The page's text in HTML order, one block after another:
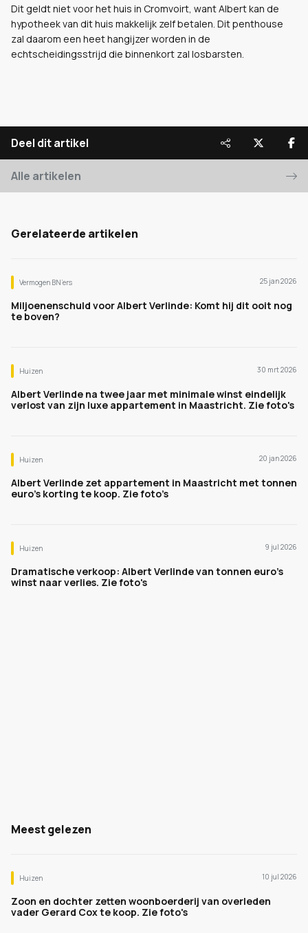
Dit geldt niet voor het huis in Cromvoirt, want Albert kan de
hypotheek van dit huis makkelijk zelf betalen. Dit penthouse
zal daarom een heet hangijzer worden in de
echtscheidingsstrijd die binnenkort zal losbarsten.
Deel dit artikel
Alle artikelen
Gerelateerde artikelen
Vermogen BN’ers 25 jan 2026
Miljoenenschuld voor Albert Verlinde: Komt hij dit ooit nog
te boven?
Huizen 30 mrt 2026
Albert Verlinde na twee jaar met minimale winst eindelijk
verlost van zijn luxe appartement in Maastricht. Zie foto's
Huizen 20 jan 2026
Albert Verlinde zet appartement in Maastricht met tonnen
euro’s korting te koop. Zie foto’s
Huizen 9 jul 2026
Dramatische verkoop: Albert Verlinde van tonnen euro's
winst naar verlies. Zie foto's
Meest gelezen
Huizen 10 jul 2026
Zoon en dochter zetten woonboerderij van overleden
vader Gerard Cox te koop. Zie foto's